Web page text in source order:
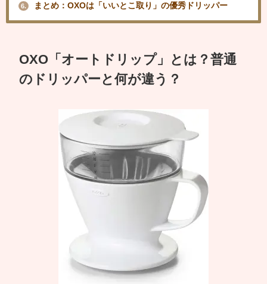
6. まとめ：OXOは「いいとこ取り」の優秀ドリッパー
OXO「オートドリップ」とは？普通
のドリッパーと何が違う？